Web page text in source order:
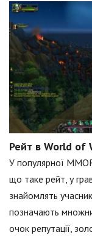
Рейт в World of
У популярної
що таке рейт, у
знайомлять
позначають
очок репутації,